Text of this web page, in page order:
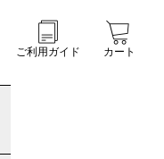
ご利用ガイド カート